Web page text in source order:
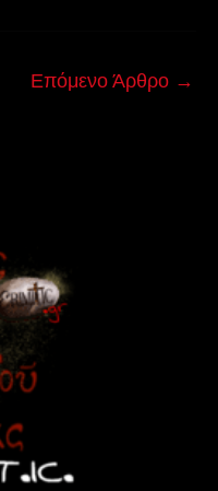
Επόμενο Άρθρο →